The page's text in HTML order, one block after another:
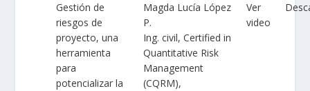
Gestión de
riesgos de
proyecto, una
herramienta
para
potencializar la
Magda Lucía López
P.
Ing. civil, Certified in
Quantitative Risk
Management
(CQRM),
Ver
video